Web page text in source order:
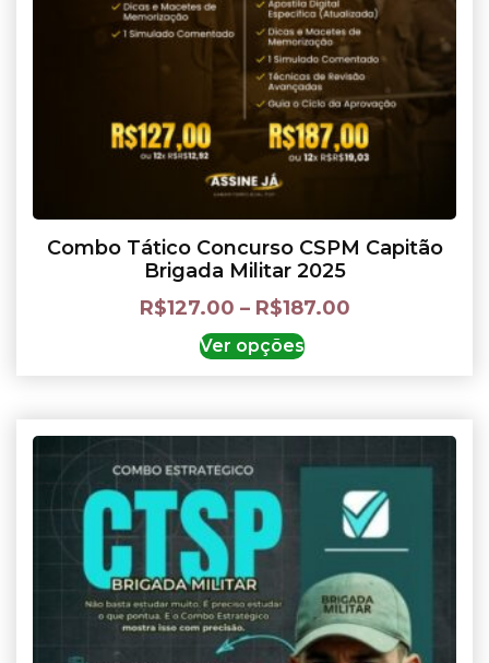
Combo Tático Concurso CSPM Capitão
Brigada Militar 2025
R$127.00 – R$187.00
Ver opções